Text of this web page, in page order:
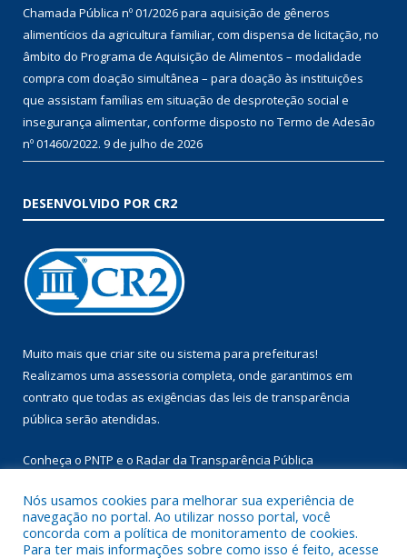
Chamada Pública nº 01/2026 para aquisição de gêneros
alimentícios da agricultura familiar, com dispensa de licitação, no
âmbito do Programa de Aquisição de Alimentos – modalidade
compra com doação simultânea – para doação às instituições
que assistam famílias em situação de desproteção social e
insegurança alimentar, conforme disposto no Termo de Adesão
nº 01460/2022. 9 de julho de 2026
DESENVOLVIDO POR CR2
Muito mais que criar site ou sistema para prefeituras!
Realizamos uma assessoria completa, onde garantimos em
contrato que todas as exigências das leis de transparência
pública serão atendidas.
Conheça o PNTP e o Radar da Transparência Pública
Nós usamos cookies para melhorar sua experiência de
navegação no portal. Ao utilizar nosso portal, você
concorda com a política de monitoramento de cookies.
Para ter mais informações sobre como isso é feito, acesse